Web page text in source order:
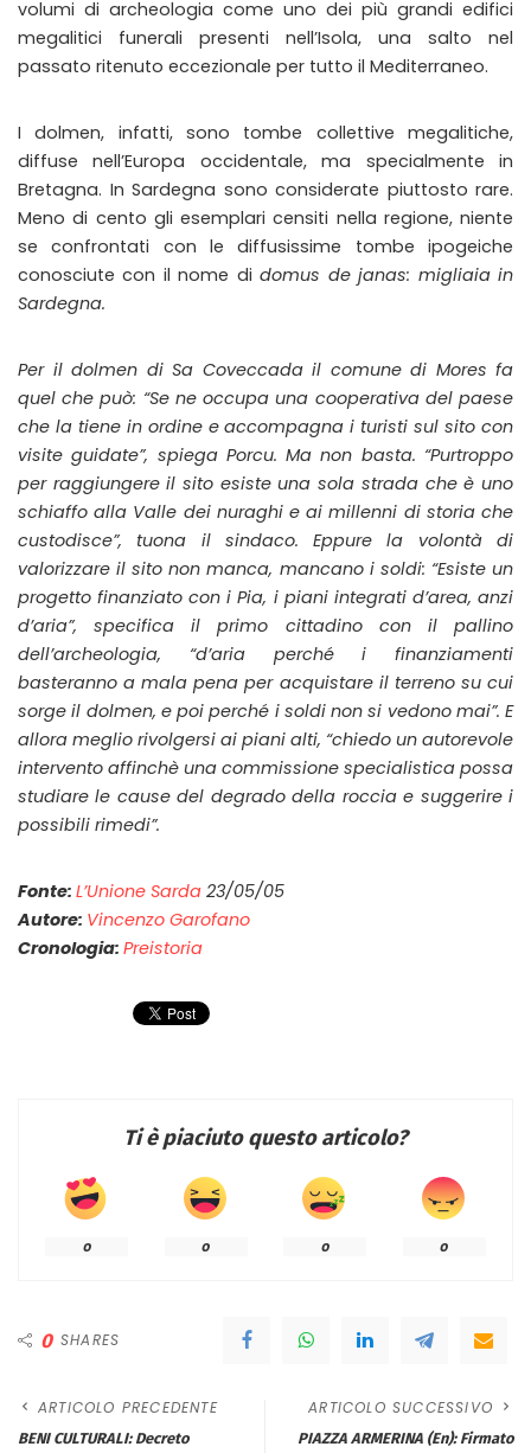
volumi di archeologia come uno dei più grandi edifici
megalitici funerali presenti nell’Isola, una salto nel
passato ritenuto eccezionale per tutto il Mediterraneo.
I dolmen, infatti, sono tombe collettive megalitiche,
diffuse nell’Europa occidentale, ma specialmente in
Bretagna. In Sardegna sono considerate piuttosto rare.
Meno di cento gli esemplari censiti nella regione, niente
se confrontati con le diffusissime tombe ipogeiche
conosciute con il nome didomus de janas: migliaia in
Sardegna.
Per il dolmen di Sa Coveccada il comune di Mores fa
quel che può: “Se ne occupa una cooperativa del paese
che la tiene in ordine e accompagna i turisti sul sito con
visite guidate”, spiega Porcu. Ma non basta. “Purtroppo
per raggiungere il sito esiste una sola strada che è uno
schiaffo alla Valle dei nuraghi e ai millenni di storia che
custodisce”, tuona il sindaco. Eppure la volontà di
valorizzare il sito non manca, mancano i soldi: “Esiste un
progetto finanziato con i Pia, i piani integrati d’area, anzi
d’aria”, specifica il primo cittadino con il pallino
dell’archeologia, “d’aria perché i finanziamenti
basteranno a mala pena per acquistare il terreno su cui
sorge il dolmen, e poi perché i soldi non si vedono mai”. E
allora meglio rivolgersi ai piani alti, “chiedo un autorevole
intervento affinchè una commissione specialistica possa
studiare le cause del degrado della roccia e suggerire i
possibili rimedi”.
Fonte: L’Unione Sarda 23/05/05
Autore: Vincenzo Garofano
Cronologia: Preistoria
Ti è piaciuto questo articolo?
0 0 0 0
0 SHARES
ARTICOLO PRECEDENTE
BENI CULTURALI: Decreto
ARTICOLO SUCCESSIVO
PIAZZA ARMERINA (En): Firmato